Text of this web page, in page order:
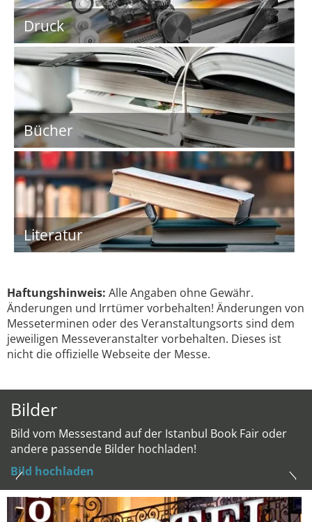
Druck
Bücher
Literatur
Haftungshinweis: Alle Angaben ohne Gewähr.
Änderungen und Irrtümer vorbehalten! Änderungen von
Messeterminen oder des Veranstaltungsorts sind dem
jeweiligen Messeveranstalter vorbehalten. Dieses ist
nicht die offizielle Webseite der Messe.
Bilder
Bild vom Messestand auf der Istanbul Book Fair oder
andere passende Bilder hochladen!
Bild hochladen